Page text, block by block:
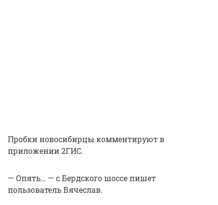
Пробки новосибирцы комментируют в
приложении 2ГИС.
— Опять… — с Бердского шоссе пишет
пользователь Вячеслав.